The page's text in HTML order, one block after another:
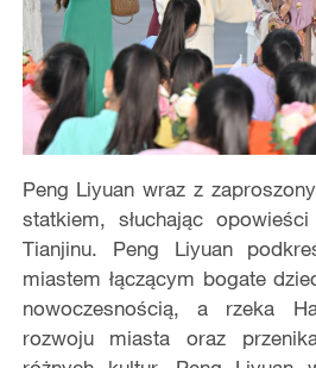
Peng Liyuan wraz z
statkiem, słuchając
Tianjinu. Peng Liyuan
miastem łączącym bogate
nowoczesnością, a rzeka
rozwoju miasta oraz